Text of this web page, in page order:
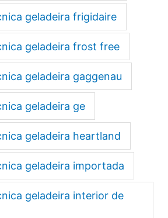
geladeira frigidaire
geladeira frost free
geladeira gaggenau
geladeira ge
geladeira heartland
geladeira importada
geladeira interior de